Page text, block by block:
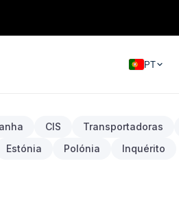
PT
CIS Transportadoras
Estónia Polónia
Inquérito